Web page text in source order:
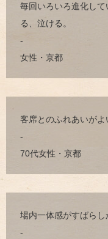
毎回いろいろ進化して
る、泣ける。
-
女性・京都
客席とのふれあいがよ
-
70代女性・京都
場内一体感がすばらし
-